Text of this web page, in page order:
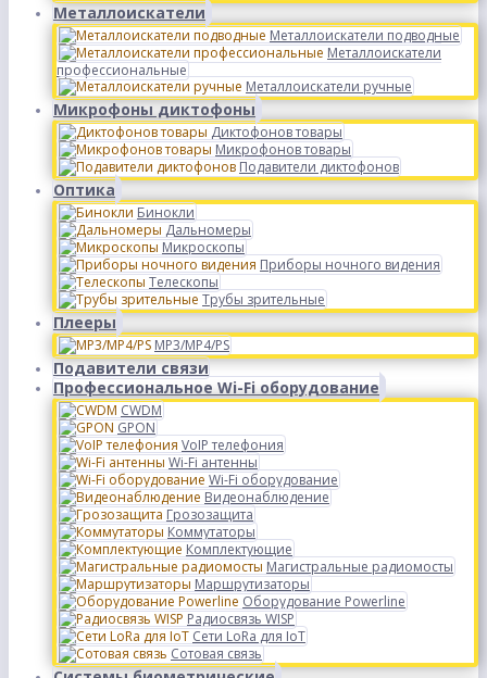
Металлоискатели
Металлоискатели подводные
Металлоискатели
профессиональные
Металлоискатели ручные
Микрофоны диктофоны
Диктофонов товары
Микрофонов товары
Подавители диктофонов
Оптика
Бинокли
Дальномеры
Микроскопы
Приборы ночного видения
Телескопы
Трубы зрительные
Плееры
MP3/MP4/PS
Подавители связи
Профессиональное Wi-Fi оборудование
CWDM
GPON
VoIP телефония
Wi-Fi антенны
Wi-Fi оборудование
Видеонаблюдение
Грозозащита
Коммутаторы
Комплектующие
Магистральные радиомосты
Маршрутизаторы
Оборудование Powerline
Радиосвязь WISP
Сети LoRa для IoT
Сотовая связь